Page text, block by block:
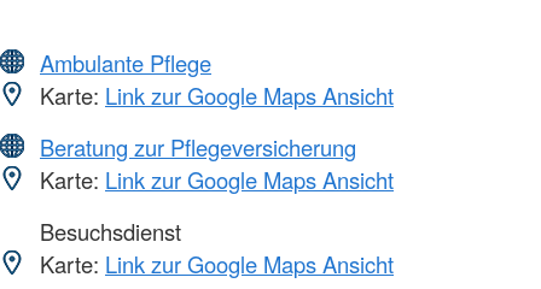
Ambulante Pflege
Karte: Link zur Google Maps Ansicht
Beratung zur Pflegeversicherung
Karte: Link zur Google Maps Ansicht
Besuchsdienst
Karte: Link zur Google Maps Ansicht